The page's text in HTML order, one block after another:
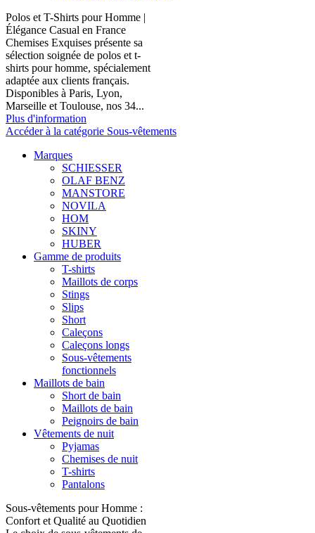
Polos et T-Shirts pour Homme |
Élégance Casual en France
Chemises Exquises présente sa
sélection soignée de polos et t-
shirts pour homme, spécialement
adaptée aux clients français.
Disponibles à Paris, Lyon,
Marseille et Toulouse, nos 34...
Plus d'information
Accéder à la catégorie Sous-vêtements
Marques
SCHIESSER
OLAF BENZ
MANSTORE
NOVILA
HOM
SKINY
HUBER
Gamme de produits
T-shirts
Maillots de corps
Stings
Slips
Short
Caleçons
Caleçons longs
Sous-vêtements
fonctionnels
Maillots de bain
Short de bain
Maillots de bain
Peignoirs de bain
Vêtements de nuit
Pyjamas
Chemises de nuit
T-shirts
Pantalons
Sous-vêtements pour Homme :
Confort et Qualité au Quotidien